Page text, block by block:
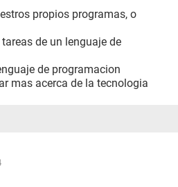
propios programas, o
de un lenguaje de
de programacion
mas acerca de la tecnologia